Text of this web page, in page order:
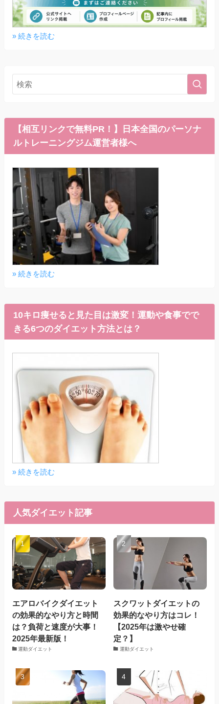
» 続きを読む
【相互リンクで無料PR！】日本全国のパーソナ
ルトレーニングジム運営者様へ
» 続きを読む
10キロ痩せると見た目は激変！運動や食事でで
きる6つのダイエット方法とは？
» 続きを読む
人気ダイエット記事
エアロバイクダイエット
の効果的なやり方と時間
は？負荷と速度が大事！
2025年最新版！
運動ダイエット
スクワットダイエットの
効果的なやり方はコレ！
【2025年は激やせ確
定？】
運動ダイエット